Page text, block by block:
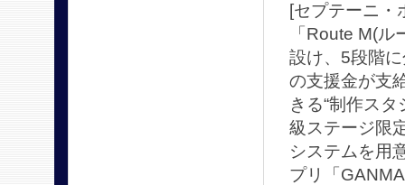
[セプテーニ・
「Route M(
設け、5段階
の支援金が支
きる“制作ス
級ステージ限
システムを用
プリ「